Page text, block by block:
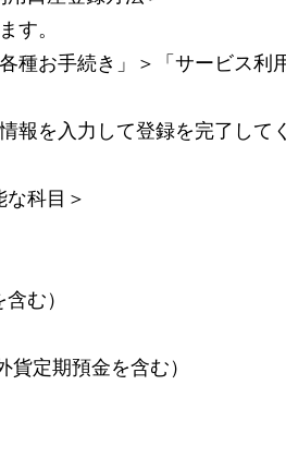
す。
種お手続き」＞「サービス利
報を入力して登録を完了して
な科目＞
む）
貨定期預金を含む）